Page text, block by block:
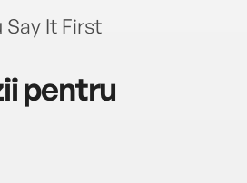
It First
pentru